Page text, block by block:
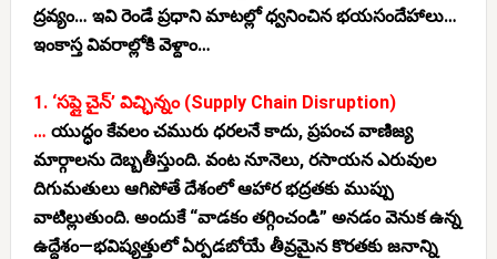
ద్రవ్యం… ఇవి రెండే ప్రధాని మాటల్లో ధ్వనించిన భయసందేహాలు…
ఇంకాస్త వివరాల్లోకి వెళ్దాం…
1. ‘సప్లై చైన్’ విచ్ఛిన్నం (Supply Chain Disruption)
… యుద్ధం కేవలం చమురు ధరలనే కాదు, ప్రపంచ వాణిజ్య
మార్గాలను దెబ్బతీస్తుంది. వంట నూనెలు, రసాయన ఎరువుల
దిగుమతులు ఆగిపోతే దేశంలో ఆహార భద్రతకు ముప్పు
వాటిల్లుతుంది. అందుకే “వాడకం తగ్గించండి” అనడం వెనుక ఉన్న
ఉద్దేశం—భవిష్యత్తులో ఏర్పడబోయే తీవ్రమైన కొరతకు జనాన్ని